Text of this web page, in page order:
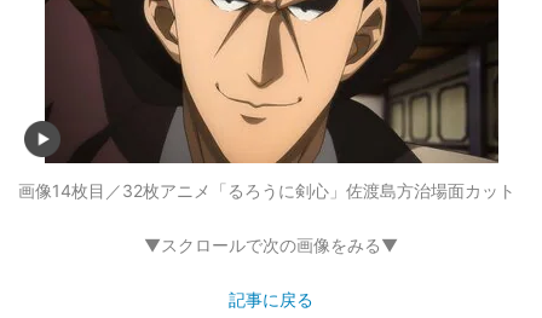
画像14枚目／32枚アニメ「るろうに剣心」佐渡島方治場面カット
▼スクロールで次の画像をみる▼
記事に戻る